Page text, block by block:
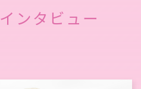
ンタビュー